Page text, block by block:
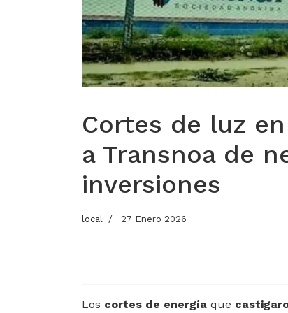
Cortes de luz
a Transnoa de
inversiones
local 27 Enero 2026
Los cortes de energía que